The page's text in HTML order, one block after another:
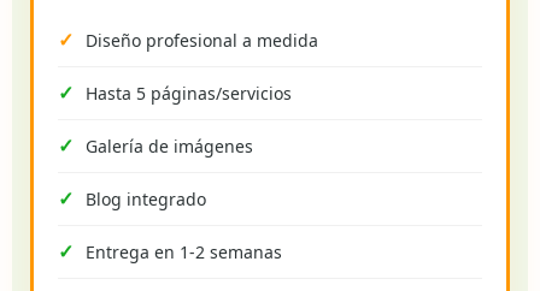
Diseño profesional a medida
Hasta 5 páginas/servicios
Galería de imágenes
Blog integrado
Entrega en 1-2 semanas